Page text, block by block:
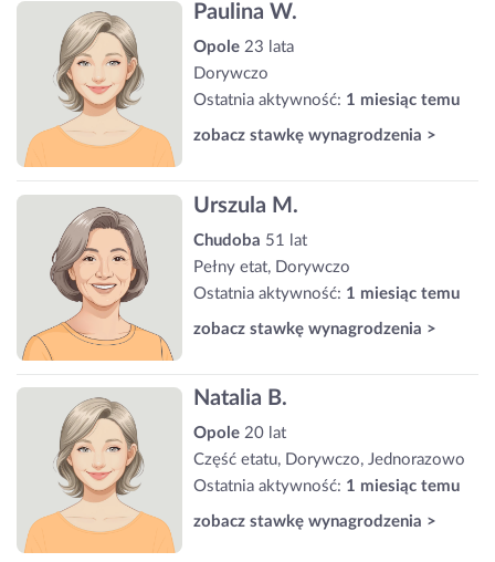
Paulina W.
Opole 23 lata
Dorywczo
Ostatnia aktywność: 1 miesiąc temu
zobacz stawkę wynagrodzenia >
Urszula M.
Chudoba 51 lat
Pełny etat, Dorywczo
Ostatnia aktywność: 1 miesiąc temu
zobacz stawkę wynagrodzenia >
Natalia B.
Opole 20 lat
Część etatu, Dorywczo, Jednorazowo
Ostatnia aktywność: 1 miesiąc temu
zobacz stawkę wynagrodzenia >